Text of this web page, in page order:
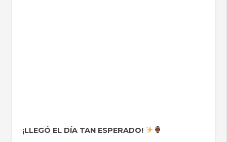
¡LLEGÓ EL DÍA TAN ESPERADO!